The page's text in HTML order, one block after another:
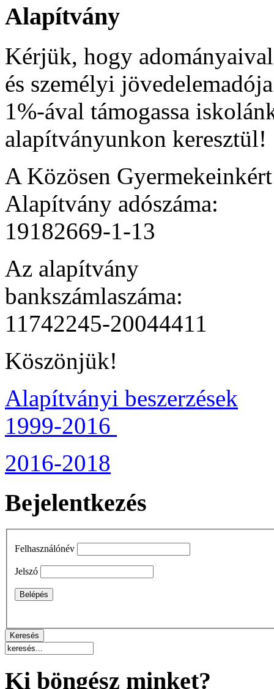
Alapítvány
Kérjük, hogy adományaival
és személyi jövedelemadója
1%-ával támogassa
alapítványunkon keresztül!
A Közösen
Alapítvány adószáma:
19182669-1-13
Az alapítvány
bankszámlaszáma:
11742245-20044411
Köszönjük!
Alapítványi beszerzések
1999-2016
2016-2018
Bejelentkezés
Felhasználónév
Jelszó
Ki böngész minket?